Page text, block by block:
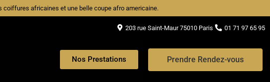
africaines et une belle coupe afro americaine.
203 rue Saint-Maur 75010 Paris 01 71 97 65 95
Nos Prestations Prendre Rendez-vous